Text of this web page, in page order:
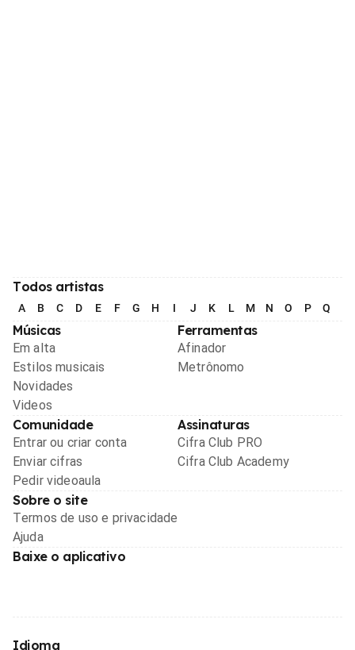
Todos artistas
A B C D E F G H I J K L M N O P Q
Músicas
Em alta
Estilos musicais
Novidades
Videos
Ferramentas
Afinador
Metrônomo
Comunidade
Entrar ou criar conta
Enviar cifras
Pedir videoaula
Assinaturas
Cifra Club PRO
Cifra Club Academy
Sobre o site
Termos de uso e privacidade
Ajuda
Baixe o aplicativo
Idioma